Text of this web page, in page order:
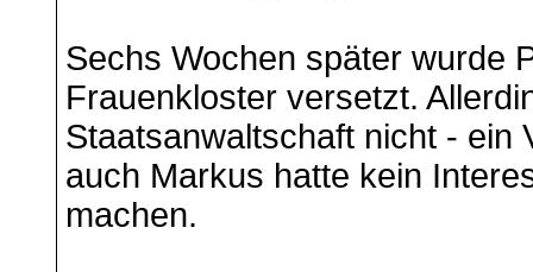
Sechs Wochen später wurde
Frauenkloster versetzt.
Staatsanwaltschaft nicht - ein
auch Markus hatte kein
machen.